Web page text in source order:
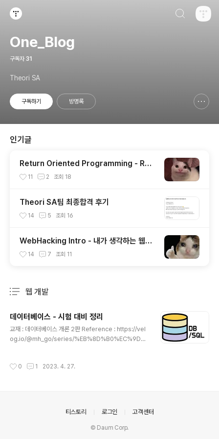
One_Blog
구독자 31
Theori SA
구독하기 방명록
인기글
Return Oriented Programming - ROP
완벽이해
11 2 조회 18
Theori SA팀 최종합격 후기
14 5 조회 16
WebHacking Intro - 내가 생각하는 웹해
킹의 공부 방향
14 7 조회 11
웹 개발
데이터베이스 - 시험 대비 정리
교재 : 데이터베이스 개론 2판 Reference : https://vel
og.io/@mh_go/series/%EB%8D%B0%EC%9D%
A0%95%EB%A6%AC 데이터베이스 개론 데이터 : 현
를 추출하는 과정 또는 방법 정보 시스템 : 데이터를 수집하
여 저장해두었다가 필요할 때 유용한 정보를 만들어주는
수단 데이터베이스 : 정보 시스템 안에서 데이터를 저장하
0 1 2023. 4. 27.
티스토리 로그인 고객센터
© Daum Corp.